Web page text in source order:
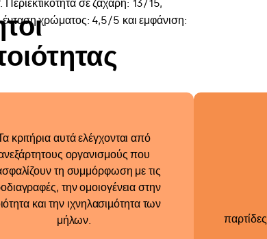
κριτήρια αυτά ελέγχονται από
οργανισμούς που
τη συμμόρφωση με τις
την ομοιογένεια στην
και την ιχνηλασιµότητα των
μήλων.